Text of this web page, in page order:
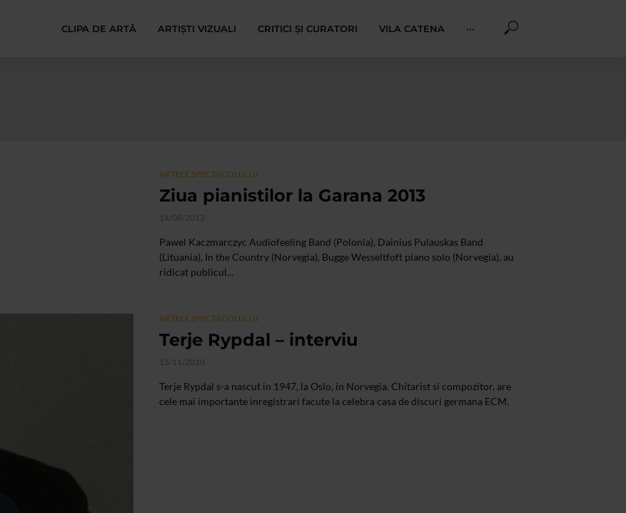
CLIPA DE ARTĂ ARTIȘTI VIZUALI CRITICI ȘI CURATORI VILA CATENA ···
ARTELE SPECTACOLULUI
Ziua pianistilor la Garana 2013
14/08/2013
Pawel Kaczmarczyc Audiofeeling Band (Polonia), Dainius Pulauskas Band
(Lituania), In the Country (Norvegia), Bugge Wesseltfoft piano solo (Norvegia), au
ridicat publicul...
ARTELE SPECTACOLULUI
Terje Rypdal – interviu
15/11/2010
Terje Rypdal s-a nascut in 1947, la Oslo, in Norvegia. Chitarist si compozitor, are
cele mai importante inregistrari facute la celebra casa de discuri germana ECM.